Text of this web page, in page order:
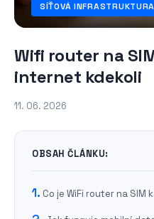
SÍŤOVÁ INFRASTRUKTURA
Wifi router na
internet kdekoli
11. 06. 2026
OBSAH ČLÁNKU:
Co je WiFi router na SIM